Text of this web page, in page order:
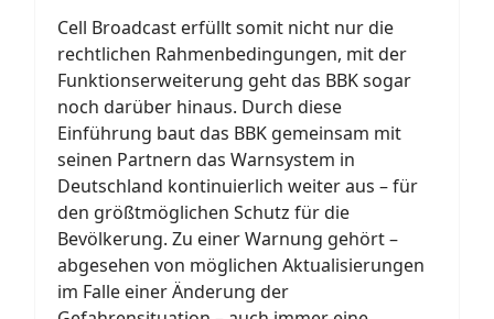
Cell Broadcast erfüllt somit nicht nur die
rechtlichen Rahmenbedingungen, mit der
Funktionserweiterung geht das BBK sogar
noch darüber hinaus. Durch diese
Einführung baut das BBK gemeinsam mit
seinen Partnern das Warnsystem in
Deutschland kontinuierlich weiter aus – für
den größtmöglichen Schutz für die
Bevölkerung. Zu einer Warnung gehört –
abgesehen von möglichen Aktualisierungen
im Falle einer Änderung der